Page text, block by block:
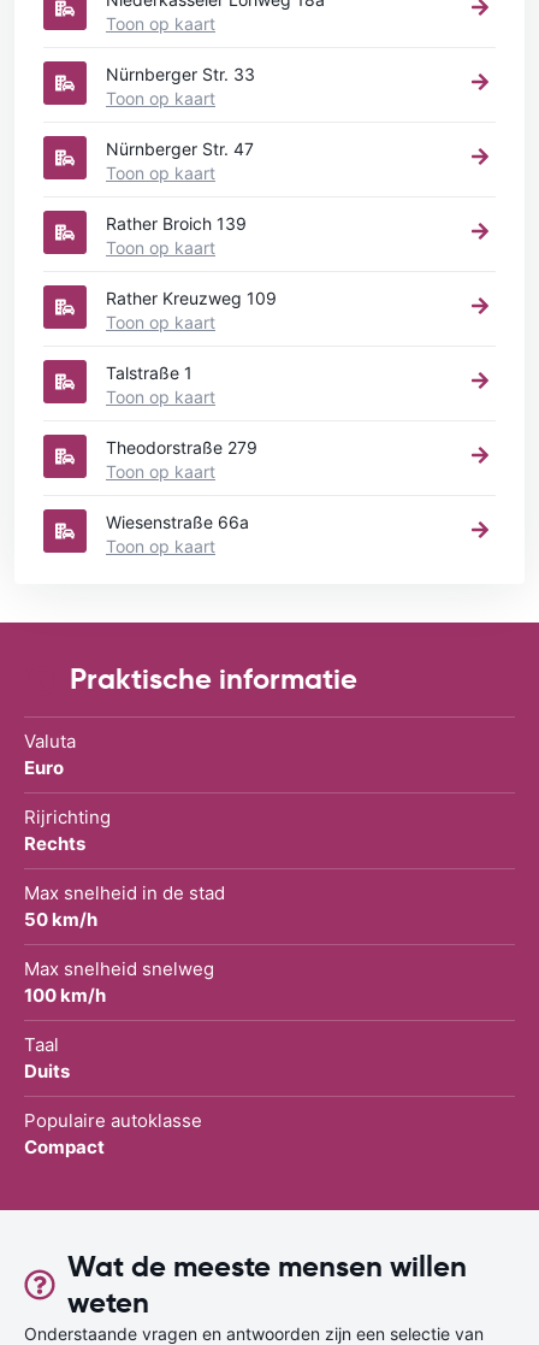
Toon op kaart
Nürnberger Str. 33
Toon op kaart
Nürnberger Str. 47
Toon op kaart
Rather Broich 139
Toon op kaart
Rather Kreuzweg 109
Toon op kaart
Talstraße 1
Toon op kaart
Theodorstraße 279
Toon op kaart
Wiesenstraße 66a
Toon op kaart
Praktische informatie
Valuta
Euro
Rijrichting
Rechts
Max snelheid in de stad
50 km/h
Max snelheid snelweg
100 km/h
Taal
Duits
Populaire autoklasse
Compact
Wat de meeste mensen willen
weten
Onderstaande vragen en antwoorden zijn een selectie van